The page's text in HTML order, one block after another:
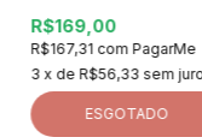
R$169,00
R$167,31 com PagarMe
3 x de R$56,33 sem
ESGOTADO